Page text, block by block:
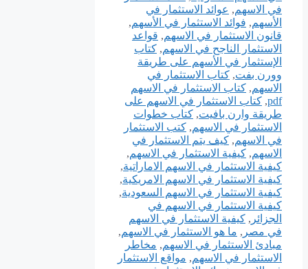
في الاسهم, عوائد الاستثمار في
الأسهم, فوائد الاستثمار في الأسهم,
قانون الاستثمار في الاسهم, قواعد
الاستثمار الناجح في الاسهم, كتاب
الإستثمار في الأسهم على طريقة
وورن بفت, كتاب الاستثمار في
الاسهم, كتاب الاستثمار في الاسهم
pdf
, كتاب الاستثمار في الاسهم على
طريقة وارن بافيت, كتاب خطوات
الاستثمار في الاسهم, كتب الاستثمار
في الاسهم, كيف يتم الاستثمار في
الاسهم, كيفية الاستثمار في الاسهم,
كيفية الاستثمار في الاسهم الاماراتية,
كيفية الاستثمار في الاسهم الامريكية,
كيفية الاستثمار في الاسهم السعودية,
كيفية الاستثمار في الاسهم في
الجزائر , كيفية الاستثمار في الاسهم
في مصر , ما هو الاستثمار في الاسهم,
مبادئ الاستثمار في الاسهم, مخاطر
الاستثمار في الاسهم, مواقع الاستثمار